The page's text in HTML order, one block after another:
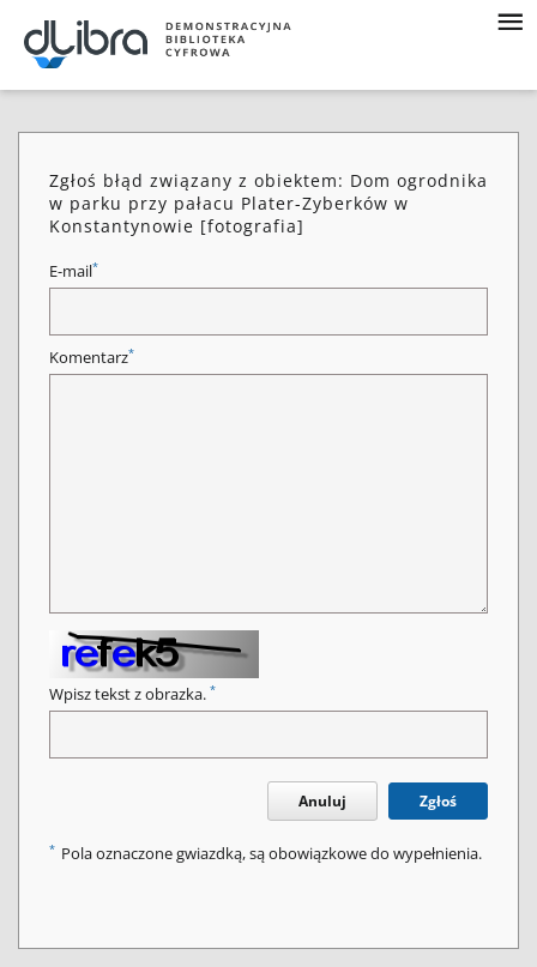
Zgłoś błąd związany z obiektem: Dom ogrodnika
w parku przy pałacu Plater-Zyberków w
Konstantynowie [fotografia]
E-mail*
Komentarz*
Wpisz tekst z obrazka. *
Anuluj Zgłoś
* Pola oznaczone gwiazdką, są obowiązkowe do wypełnienia.